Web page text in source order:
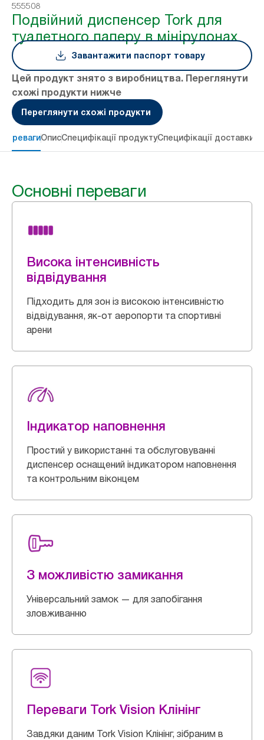
555508
Подвійний диспенсер Tork для
туалетного паперу в мінірулонах
Завантажити паспорт товару
Цей продукт знято з виробництва. Переглянути
схожі продукти нижче
Переглянути схожі продукти
перевагиОписСпецифікації продуктуСпецифікації доставки
Основні переваги
Висока інтенсивність
відвідування
Підходить для зон із високою інтенсивністю
відвідування, як-от аеропорти та спортивні
арени
Індикатор наповнення
Простий у використанні та обслуговуванні
диспенсер оснащений індикатором наповнення
та контрольним віконцем
З можливістю замикання
Універсальний замок — для запобігання
зловживанню
Переваги Tork Vision Клінінг
Завдяки даним Tork Vision Клінінг, зібраним в